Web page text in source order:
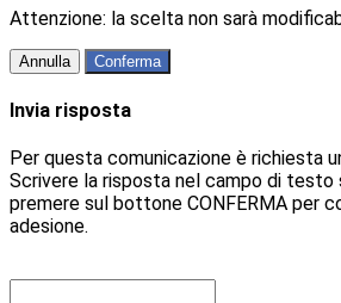
Attenzione: la scelta non sarà
Annulla Conferma
Invia risposta
Per questa comunicazione è richiesta
Scrivere la risposta nel campo di
premere sul bottone CONFERMA per
adesione.